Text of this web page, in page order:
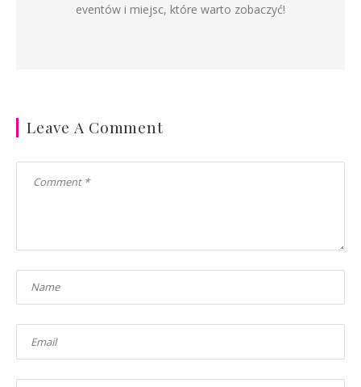
eventów i miejsc, które warto zobaczyć!
Leave A Comment